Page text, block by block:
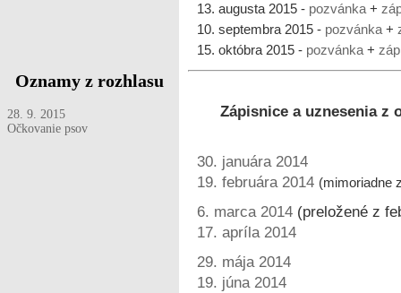
Oznamy z rozhlasu
28. 9. 2015
Očkovanie psov
13. augusta 2015 - pozvánka +
10. septembra 2015 - pozvánka +
15. októbra 2015 - pozvánka +
Zápisnice a uznesenia z
30. januára 2014
19. februára 2014 (mimoriadne
6. marca 2014 (preložené z
17. apríla 2014
29. mája 2014
19. júna 2014